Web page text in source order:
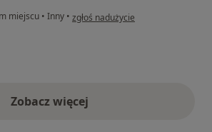
miejscu • Inny • w opinii użytkownika Tomasz
zgłoś nadużycie
Zobacz więcejopinie powyżej